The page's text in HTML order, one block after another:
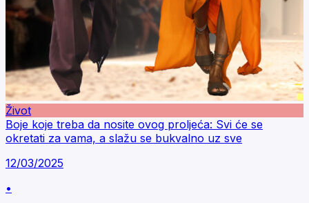
Život
Boje koje treba da nosite ovog proljeća: Svi će se
okretati za vama, a slažu se bukvalno uz sve
12/03/2025
•